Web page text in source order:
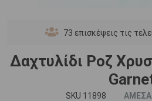
73 επισκέψεις τις
Δαχτυλίδι Ροζ
SKU 11898
ΑΜΕΣΑ